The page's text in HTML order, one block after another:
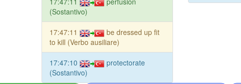
(Sostantivo)
17:47:11
be dressed up fit
to kill (Verbo ausiliare)
17:47:10
protectorate
(Sostantivo)